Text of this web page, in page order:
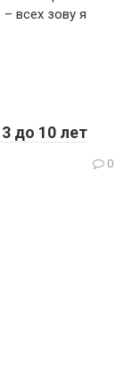
всех зову я
до 10 лет
0